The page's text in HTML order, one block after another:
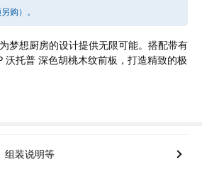
购）。
梦想厨房的设计提供无限可能。搭配带有
沃托普 深色胡桃木纹前板，打造精致的极
组装说明等